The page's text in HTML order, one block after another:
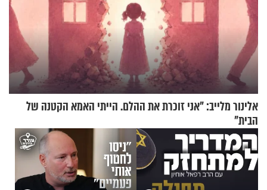
אלינור מלייב: "אני זוכרת את ההלם. הייתי האמא הקטנה של
הבית"